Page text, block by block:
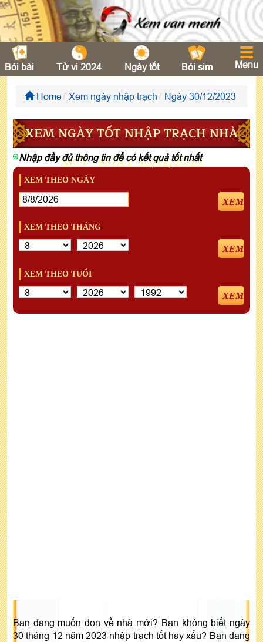
Bói bài Tử vi 2024 Ngày tốt Bói sim Menu
Home Xem ngày nhập trạch Ngày 30/12/2023
XEM NGÀY TỐT NHẬP TRẠCH NHÀ
MỚI - NGÀY 30/12/2023
Nhập đầy đủ thông tin để có kết quả tốt nhất
XEM THEO NGÀY
XEM
XEM THEO THÁNG
XEM
XEM THEO TUỔI
XEM
Bạn đang muốn dọn về nhà mới? Bạn không biết ngày
30 tháng 12 năm 2023 nhập trạch tốt hay xấu? Bạn đang